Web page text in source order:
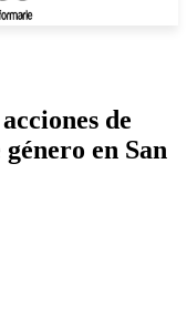
de
en San